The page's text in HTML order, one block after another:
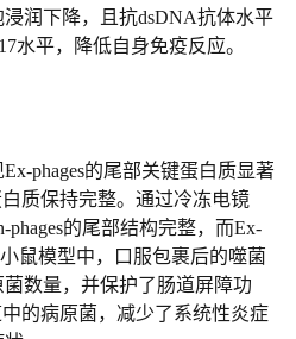
润下降，且抗dsDNA抗体水平
水平，降低自身免疫反应。
phages的尾部关键蛋白质显著
白质保持完整。通过冷冻电镜
phages的尾部结构完整，而Ex-
鼠模型中，口服包裹后的噬菌
数量，并保护了肠道屏障功
中的病原菌，减少了系统性炎症